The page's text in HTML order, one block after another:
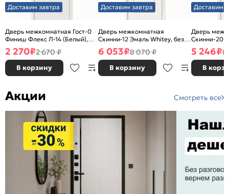
Доставим завтра
Дверь межкомнатная Гост-0
Финиш Флекс Л-14 (Белый),
глухая, каркасно-щитовая
2 270₽2 670 ₽
В корзину
Доставим завтра
Дверь межкомнатная
Скинни-12 Эмаль Whitey, без
декора, глухая, без стекла,
без кромки, скиновая
6 053₽8 070 ₽
В корзину
Доставим
Дверь
Скинни-20
декора,
без кромки,
5 246₽8
В
Акции Смотреть все